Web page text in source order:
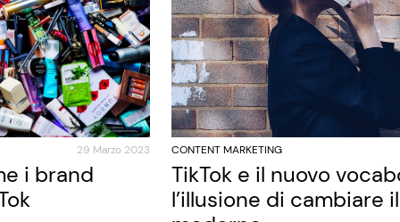
29 Marzo 2023
i brand
CONTENT MARKETING
TikTok e il nuovo
l’illusione di cambiare